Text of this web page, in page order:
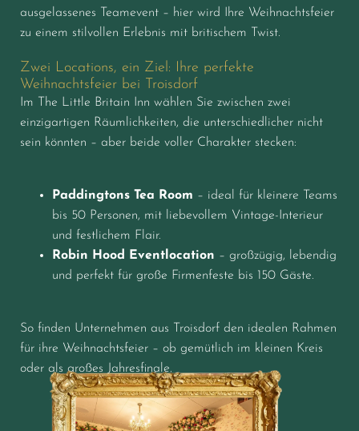
ausgelassenes Teamevent – hier wird Ihre Weihnachtsfeier
zu einem stilvollen Erlebnis mit britischem Twist.
Zwei Locations, ein Ziel: Ihre perfekte
Weihnachtsfeier bei Troisdorf
Im The Little Britain Inn wählen Sie zwischen zwei
einzigartigen Räumlichkeiten, die unterschiedlicher nicht
sein könnten – aber beide voller Charakter stecken:
Paddingtons Tea Room – ideal für kleinere Teams
bis 50 Personen, mit liebevollem Vintage-Interieur
und festlichem Flair.
Robin Hood Eventlocation – großzügig, lebendig
und perfekt für große Firmenfeste bis 150 Gäste.
So finden Unternehmen aus Troisdorf den idealen Rahmen
für ihre Weihnachtsfeier – ob gemütlich im kleinen Kreis
oder als großes Jahresfinale.